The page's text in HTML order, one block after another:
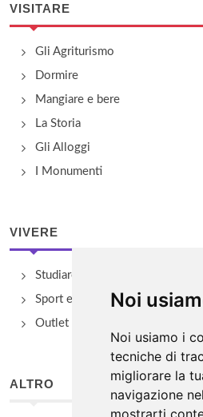
Noi
Noi usiamo i
tecniche di
migliorare la
navigazione
mostrarti
VISITARE
Gli Agriturismo
Dormire
Mangiare e bere
La Storia
Gli Alloggi
I Monumenti
VIVERE
Studiare
Sport e Benessere
Outlet e spacci aziendali
ALTRO